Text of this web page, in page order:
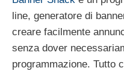
line, generatore di
creare facilmente
senza dover
programmazione. Tutto